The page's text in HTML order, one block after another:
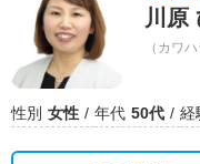
川原
（カワ
性別 女性 年代 50代 経